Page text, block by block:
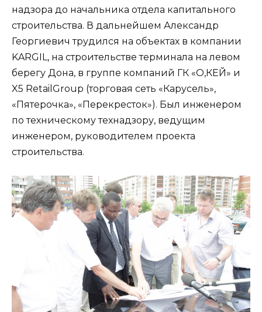
надзора до начальника отдела капитального
строительства. В дальнейшем Александр
Георгиевич трудился на объектах в компании
KARGIL, на строительстве терминала на левом
берегу Дона, в группе компаний ГК «О,КЕЙ» и
X5 RetailGroup (торговая сеть «Карусель»,
«Пятерочка», «Перекресток»). Был инженером
по техническому технадзору, ведущим
инженером, руководителем проекта
строительства.